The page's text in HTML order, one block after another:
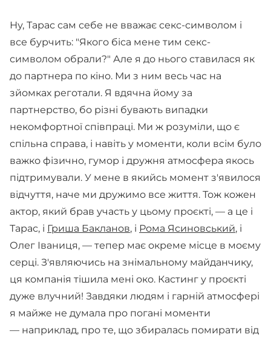
Ну, Тарас сам себе не вважає секс-символом і
все бурчить: "Якого біса мене тим секс-
символом обрали?" Але я до нього ставилася як
до партнера по кіно. Ми з ним весь час на
зйомках реготали. Я вдячна йому за
партнерство, бо різні бувають випадки
некомфортної співпраці. Ми ж розуміли, що є
спільна справа, і навіть у моменти, коли всім було
важко фізично, гумор і дружня атмосфера якось
підтримували. У мене в якийсь момент з'явилося
відчуття, наче ми дружимо все життя. Тож кожен
актор, який брав участь у цьому проєкті, — а це і
Тарас, і Гриша Бакланов, і Рома Ясиновський, і
Олег Іваниця, — тепер має окреме місце в моєму
серці. З'являючись на знімальному майданчику,
ця компанія тішила мені око. Кастинг у проєкті
дуже влучний! Завдяки людям і гарній атмосфері
я майже не думала про погані моменти
— наприклад, про те, що збиралась помирати від